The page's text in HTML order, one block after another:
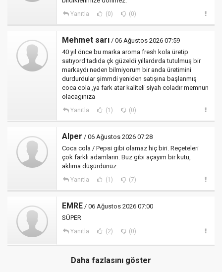
Yanıtla (0) (0)
Mehmet sarı / 06 Ağustos 2026 07:59
40 yıl önce bu marka aroma fresh kola üretip
satıyord tadıda çk güzeldi yıllardırda tutulmuş bir
markaydı neden bilmiyorum bir anda üretimini
durdurdular şimmdi yeniden satışına başlanmış
coca cola ,ya fark atar kaliteli siyah coladır memnun
olacagınıza
Yanıtla (1) (0)
Alper / 06 Ağustos 2026 07:28
Coca cola / Pepsi gibi olamaz hiç biri. Reçeteleri
çok farklı adamların. Buz gibi açayım bir kutu,
aklıma düşürdünüz.
Yanıtla (1) (7)
EMRE / 06 Ağustos 2026 07:00
SÜPER
Yanıtla (2) (0)
Daha fazlasını göster